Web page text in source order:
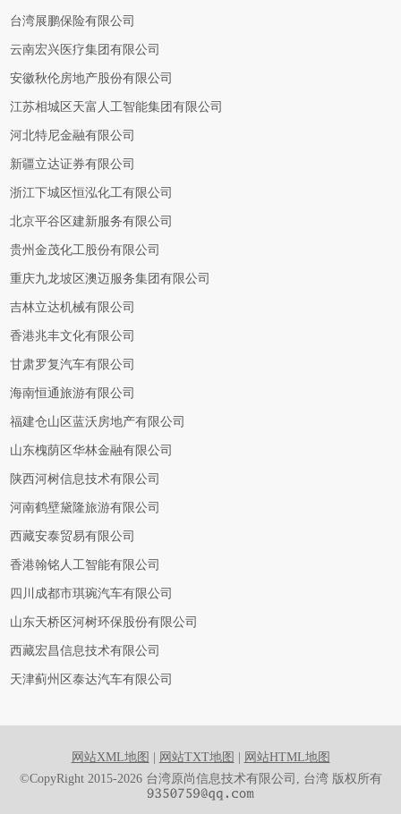
台湾展鹏保险有限公司
云南宏兴医疗集团有限公司
安徽秋伦房地产股份有限公司
江苏相城区天富人工智能集团有限公司
河北特尼金融有限公司
新疆立达证券有限公司
浙江下城区恒泓化工有限公司
北京平谷区建新服务有限公司
贵州金茂化工股份有限公司
重庆九龙坡区澳迈服务集团有限公司
吉林立达机械有限公司
香港兆丰文化有限公司
甘肃罗复汽车有限公司
海南恒通旅游有限公司
福建仓山区蓝沃房地产有限公司
山东槐荫区华林金融有限公司
陕西河树信息技术有限公司
河南鹤壁黛隆旅游有限公司
西藏安泰贸易有限公司
香港翰铭人工智能有限公司
四川成都市琪琬汽车有限公司
山东天桥区河树环保股份有限公司
西藏宏昌信息技术有限公司
天津蓟州区泰达汽车有限公司
网站XML地图 网站TXT地图
网站HTML地图
©CopyRight 2015-2026 台湾原尚信息技术有限公司, 台湾 版权所有